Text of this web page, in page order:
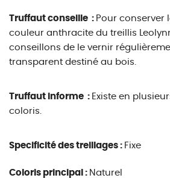
Truffaut conseille : Pour conserver
couleur anthracite du treillis
conseillons de le vernir
transparent destiné au bois.
Truffaut informe : Existe en
coloris.
Specificité des treillages : Fixe
Coloris principal : Naturel